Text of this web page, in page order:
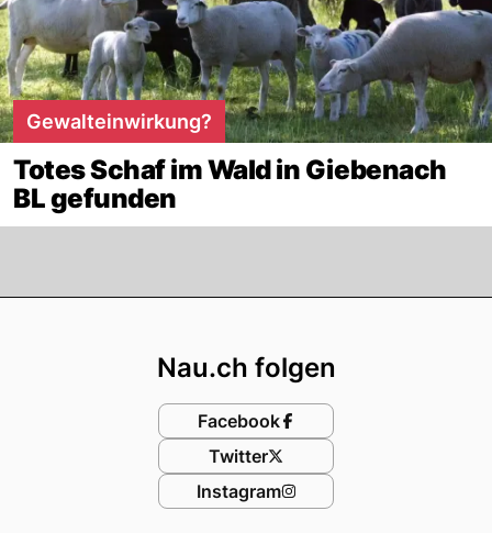
Gewalteinwirkung?
Totes Schaf im Wald in Giebenach
BL gefunden
Nau.ch folgen
Facebook
Twitter
Instagram